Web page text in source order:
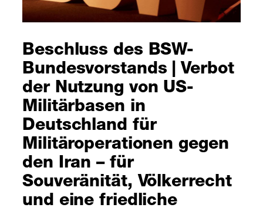
Beschluss des BSW-
Bundesvorstands | Verbot
der Nutzung von US-
Militärbasen in
Deutschland für
Militäroperationen gegen
den Iran – für
Souveränität, Völkerrecht
und eine friedliche